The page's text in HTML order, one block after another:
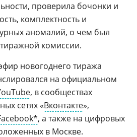
проверила бочонки и
комплектность и
аномалий, о чем был
комиссии.
новогоднего тиража
на официальном
, в сообществах
сетях «Вконтакте»,
, а также на цифровых
в Москве.